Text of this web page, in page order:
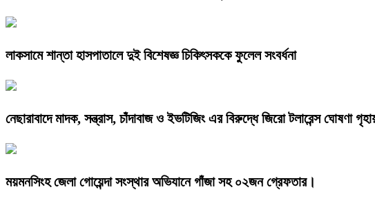
লাকসামে শান্তা হাসপাতালে দুই বিশেষজ্ঞ চিকিৎসককে ফুলেল সংবর্ধনা
নেছারাবাদে মাদক, সন্ত্রাস, চাঁদাবাজ ও ইভটিজিং এর বিরুদ্ধে জিরো টলারেন্স ঘোষণা
ময়মনসিংহ জেলা গোয়েন্দা সংস্থার অভিযানে গাঁজা সহ ০২জন গ্রেফতার।